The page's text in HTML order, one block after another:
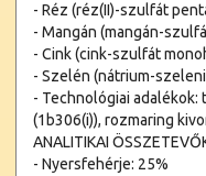
- Réz (réz(II)-szulfát
- Mangán (mangán-
- Cink (cink-szulfát
- Szelén (nátrium-
- Technológiai
(1b306(i)), rozmaring
ANALITIKAI
- Nyersfehérje: 25%